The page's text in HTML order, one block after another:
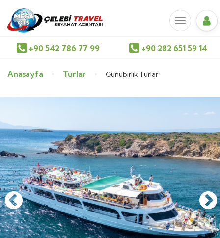
+90 542 786 77 99 +90 282 651 59 14
Anasayfa Turlar Günübirlik Turlar